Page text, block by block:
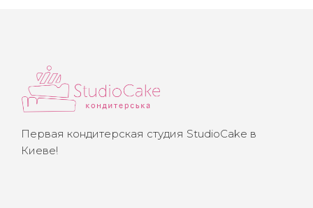
Первая кондитерская студия StudioCake в
Киеве!